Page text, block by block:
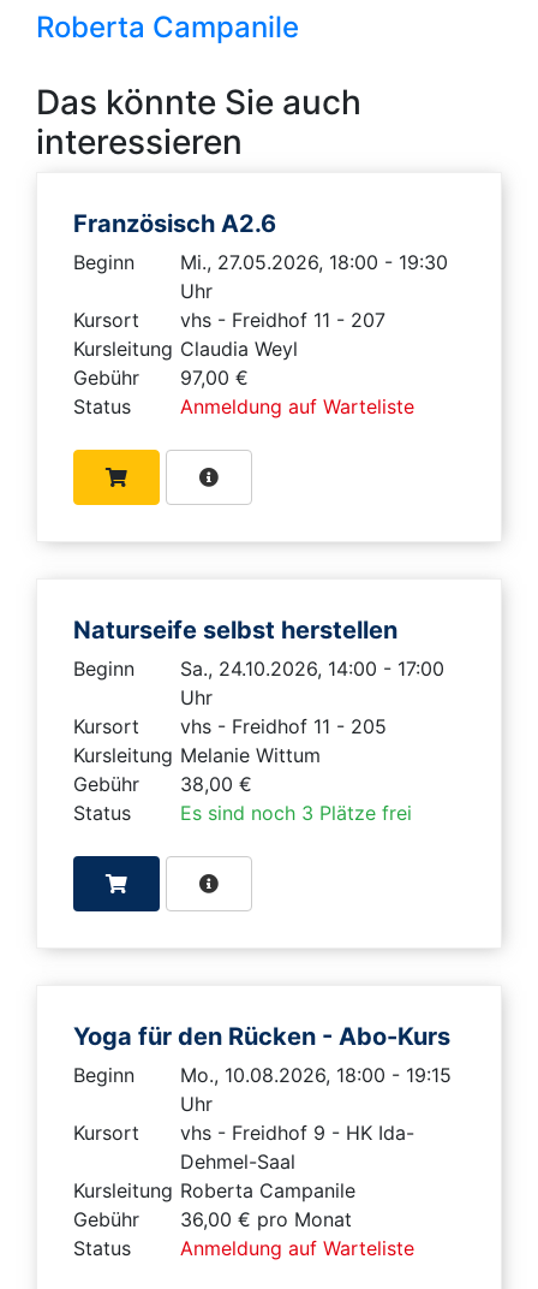
Roberta Campanile
Das könnte Sie auch
interessieren
Französisch A2.6
Beginn
Mi., 27.05.2026, 18:00 - 19:30
Uhr
Kursort
vhs - Freidhof 11 - 207
Kursleitung Claudia Weyl
Gebühr
97,00 €
Status
Anmeldung auf Warteliste
Naturseife selbst herstellen
Beginn
Sa., 24.10.2026, 14:00 - 17:00
Uhr
Kursort
vhs - Freidhof 11 - 205
Kursleitung Melanie Wittum
Gebühr
38,00 €
Status
Es sind noch 3 Plätze frei
Yoga für den Rücken - Abo-Kurs
Beginn
Mo., 10.08.2026, 18:00 - 19:15
Uhr
Kursort
vhs - Freidhof 9 - HK Ida-
Dehmel-Saal
Kursleitung Roberta Campanile
Gebühr
36,00 € pro Monat
Status
Anmeldung auf Warteliste